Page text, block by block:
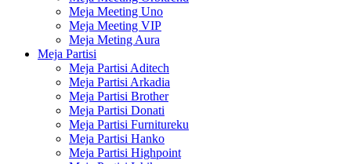
Meja Meeting Uno
Meja Meeting VIP
Meja Meting Aura
Meja Partisi
Meja Partisi Aditech
Meja Partisi Arkadia
Meja Partisi Brother
Meja Partisi Donati
Meja Partisi Furnitureku
Meja Partisi Hanko
Meja Partisi Highpoint